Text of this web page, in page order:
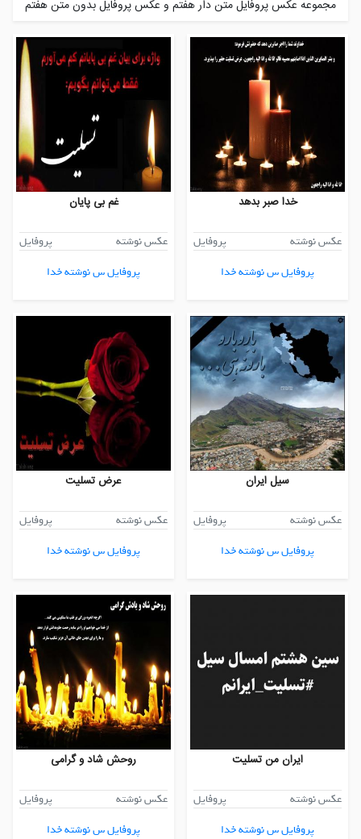
مجموعه عکس پروفایل متن دار هفتم و عکس پروفایل بدون متن هفتم
خدا صبر بدهد
عکس نوشته
پروفایل
پروفایل س نوشته خدا
غم بی پایان
عکس نوشته
پروفایل
پروفایل س نوشته خدا
سیل ایران
عکس نوشته
پروفایل
پروفایل س نوشته خدا
عرض تسلیت
عکس نوشته
پروفایل
پروفایل س نوشته خدا
ایران من تسلیت
عکس نوشته
پروفایل
پروفایل س نوشته خدا
روحش شاد و گرامی
عکس نوشته
پروفایل
پروفایل س نوشته خدا